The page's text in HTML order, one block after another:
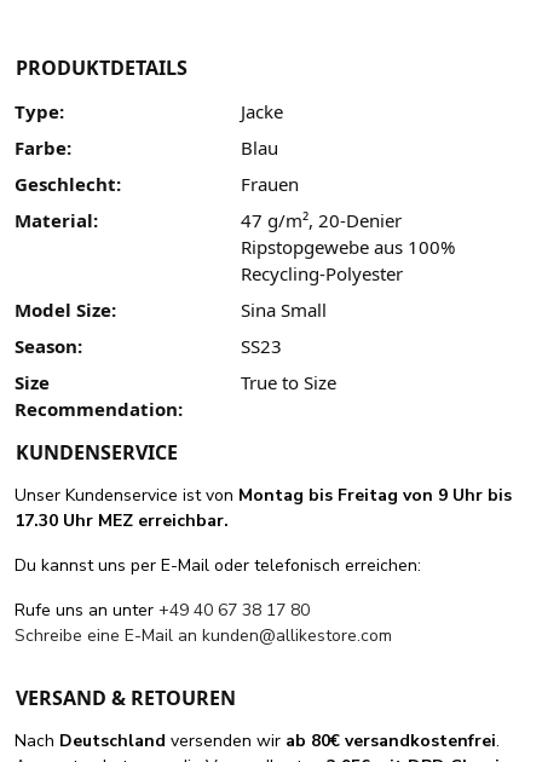
PRODUKTDETAILS
Type:
Jacke
Farbe:
Blau
Geschlecht:
Frauen
Material:
47 g/m², 20-Denier
Ripstopgewebe aus 100%
Recycling-Polyester
Model Size:
Sina Small
Season:
SS23
Size
Recommendation:
True to Size
KUNDENSERVICE
Unser Kundenservice ist von Montag bis Freitag von 9 Uhr bis
17.30 Uhr MEZ erreichbar.
Du kannst uns per E-Mail oder telefonisch erreichen:
Rufe uns an unter +49 40 67 38 17 80
Schreibe eine E-Mail an kunden@allikestore.com
VERSAND & RETOUREN
Nach Deutschland versenden wir ab 80€ versandkostenfrei.